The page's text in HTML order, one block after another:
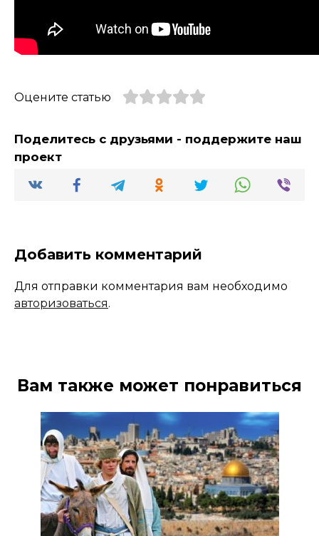
Оцените статью
Поделитесь с друзьями - поддержите наш
проект
Добавить комментарий
Для отправки комментария вам необходимо
авторизоваться.
Вам также может понравиться